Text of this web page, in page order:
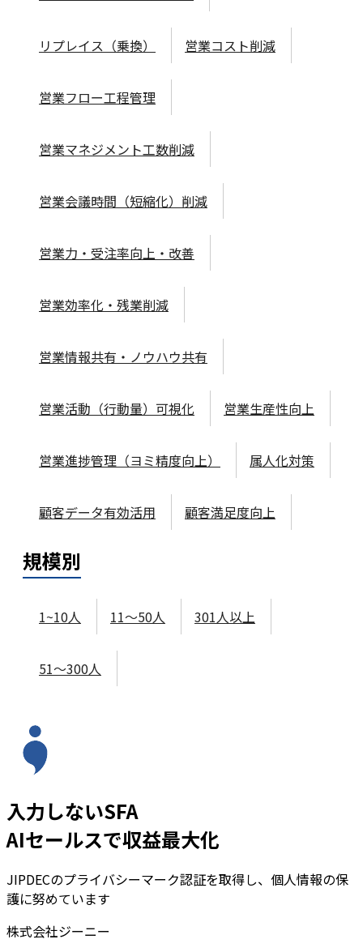
リプレイス（乗換） 営業コスト削減
営業フロー工程管理
営業マネジメント工数削減
営業会議時間（短縮化）削減
営業力・受注率向上・改善
営業効率化・残業削減
営業情報共有・ノウハウ共有
営業活動（行動量）可視化 営業生産性向上
営業進捗管理（ヨミ精度向上） 属人化対策
顧客データ有効活用 顧客満足度向上
規模別
1~10人 11～50人 301人以上
51～300人
入力しないSFA
AIセールスで収益最大化
JIPDECのプライバシーマーク認証を取得し、個人情報の保
護に努めています
株式会社ジーニー